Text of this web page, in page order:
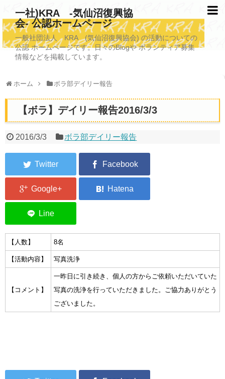
一社)KRA -気仙沼復興協
会- 公認ホームページ
一般社団法人 KRA (気仙沼復興協会) の活動についての
公認 ホームページです。日々のBlogや ボランティア募集
情報などを掲載しています。
ホーム ボラ部デイリー報告
【ボラ】デイリー報告2016/3/3
2016/3/3 ボラ部デイリー報告
【人数】 8名
【活動内容】 写真洗浄
【コメント】
一昨日に引き続き、個人の方からご依頼いただいていた
写真の洗浄を行っていただきました。ご協力ありがとう
ございました。
TOPページ
KRAについて
写真救済事業
福祉事業
埋蔵発掘/資料整備事業
2026年3月11日捜索活動ボランティア募集 NEW
集中捜索活動の記録
ボランティア募集要項
ボランティアさん集合写真館
被災者支援活動【休止中】
編みっ娘たち紹介